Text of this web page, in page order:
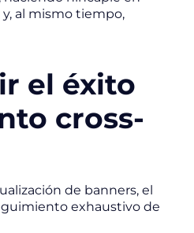
al mismo tiempo,
el éxito
cross-
de banners, el
exhaustivo de